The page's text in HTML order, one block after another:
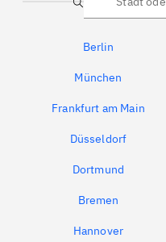
Suche
Berlin
München
Frankfurt am Main
Düsseldorf
Dortmund
Bremen
Hannover